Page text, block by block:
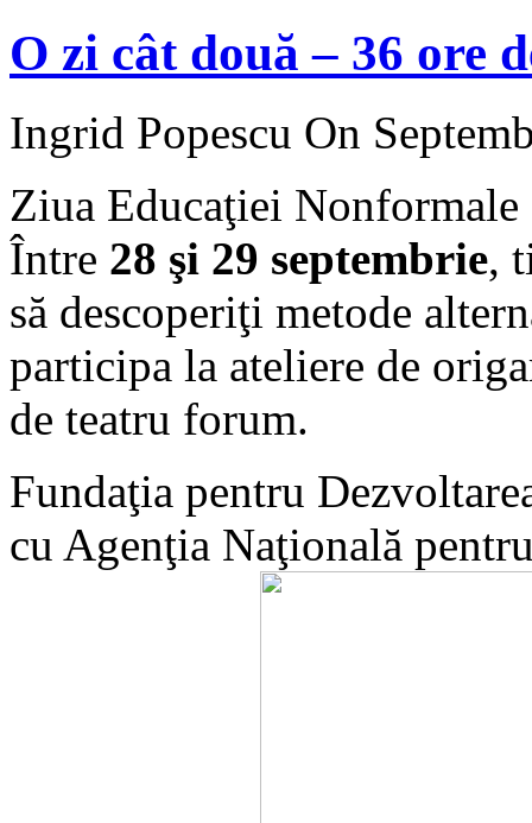
O zi cât două – 36 ore
Ingrid Popescu On
Ziua Educaţiei Nonformale
Între 28 şi 29 septembrie,
să descoperiţi metode
participa la ateliere de
de teatru forum.
Fundaţia pentru
cu Agenţia Naţională